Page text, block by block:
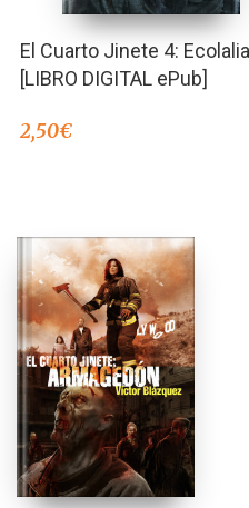
El Cuarto Jinete 4:
[LIBRO DIGITAL ePub]
2,50€